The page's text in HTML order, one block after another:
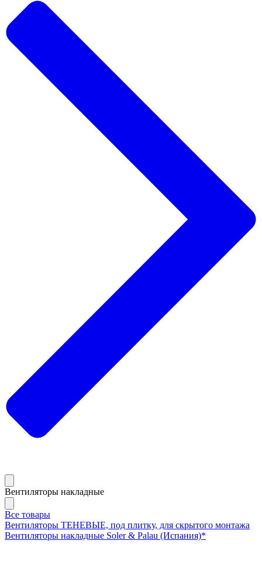
Вентиляторы накладные
Все товары
Вентиляторы ТЕНЕВЫЕ, под плитку, для скрытого монтажа
Вентиляторы накладные Soler & Palau (Испания)*